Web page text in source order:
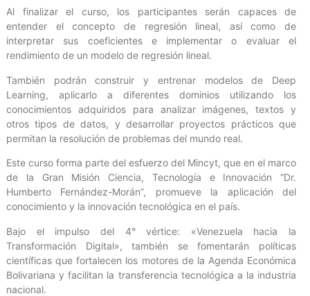
Al finalizar el curso, los participantes serán capaces de
entender el concepto de regresión lineal, así como de
interpretar sus coeficientes e implementar o evaluar el
rendimiento de un modelo de regresión lineal.
También podrán construir y entrenar modelos de Deep
Learning, aplicarlo a diferentes dominios utilizando los
conocimientos adquiridos para analizar imágenes, textos y
otros tipos de datos, y desarrollar proyectos prácticos que
permitan la resolución de problemas del mundo real.
Este curso forma parte del esfuerzo del Mincyt, que en el marco
de la Gran Misión Ciencia, Tecnología e Innovación “Dr.
Humberto Fernández-Morán”, promueve la aplicación del
conocimiento y la innovación tecnológica en el país.
Bajo el impulso del 4° vértice: «Venezuela hacia la
Transformación Digital», también se fomentarán políticas
científicas que fortalecen los motores de la Agenda Económica
Bolivariana y facilitan la transferencia tecnológica a la industria
nacional.